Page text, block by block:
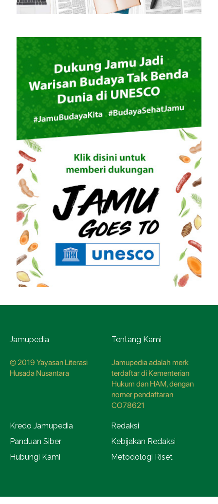
Jamupedia
© 2019 Yayasan Literasi
Husada Nusantara
Tentang Kami
Jamupedia adalah merk
terdaftar di Kementerian
Hukum dan HAM, dengan
nomer pendaftaran
CO78621
Kredo Jamupedia
Redaksi
Panduan Siber
Kebijakan Redaksi
Hubungi Kami
Metodologi Riset